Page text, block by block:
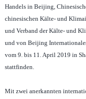
Handels in Beijing,
chinesischen Kälte- und
und Verband der Kälte- und
und von Beijing
vom 9. bis 11. April 2019 in
stattfinden.
Mit zwei anerkannten